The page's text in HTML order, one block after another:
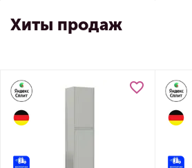
Хиты продаж